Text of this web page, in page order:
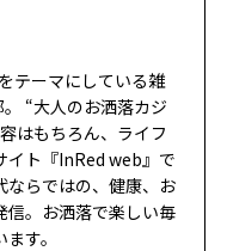
テーマにしている雑
“大人のお洒落カジ
はもちろん、ライフ
イト『InRed web』で
ならではの、健康、お
信。お洒落で楽しい毎
す。